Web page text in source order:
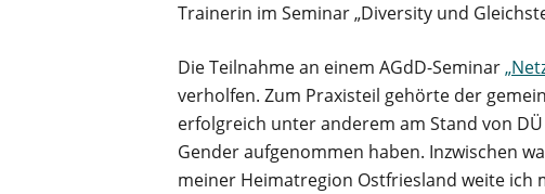
Trainerin im Seminar „Diversity und
Die Teilnahme an einem AGdD-Seminar
verholfen. Zum Praxisteil gehörte der
erfolgreich unter anderem am Stand von
Gender aufgenommen haben. Inzwischen
meiner Heimatregion Ostfriesland weite ich